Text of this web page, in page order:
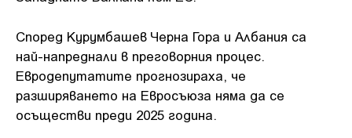
Според Курумбашев Черна Гора и Албания са
най-напреднали в преговорния процес.
Евродепутатите прогнозираха, че
разширяването на Евросъюза няма да се
осъществи преди 2025 година.